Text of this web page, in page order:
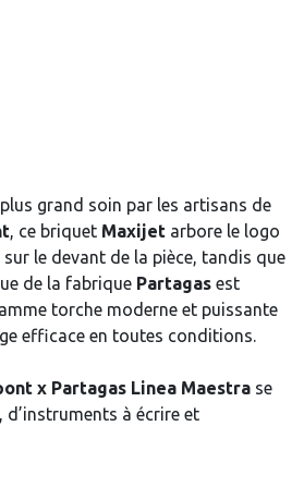
grand soin par les artisans de
, ce briquet Maxijet arbore le logo
sur le devant de la pièce, tandis que
de la fabrique Partagas est
torche moderne et puissante
efficace en toutes conditions.
x Partagas Linea Maestra se
à écrire et